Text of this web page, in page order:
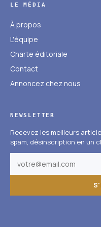
LE MÉDIA
À propos
L'équipe
Charte éditoriale
Contact
Annoncez chez nous
NEWSLETTER
Recevez les meilleurs
spam, désinscription en un